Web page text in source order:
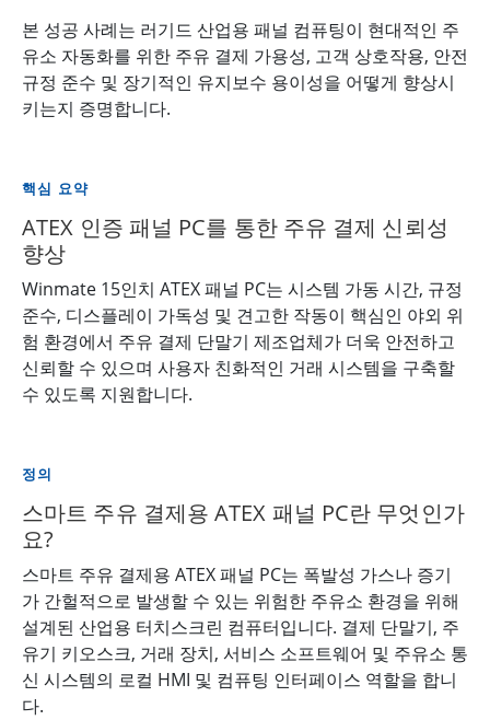
본 성공 사례는 러기드 산업용 패널 컴퓨팅이 현대적인 주
유소 자동화를 위한 주유 결제 가용성, 고객 상호작용, 안전
규정 준수 및 장기적인 유지보수 용이성을 어떻게 향상시
키는지 증명합니다.
핵심 요약
ATEX 인증 패널 PC를 통한 주유 결제 신뢰성
향상
Winmate 15인치 ATEX 패널 PC는 시스템 가동 시간, 규정
준수, 디스플레이 가독성 및 견고한 작동이 핵심인 야외 위
험 환경에서 주유 결제 단말기 제조업체가 더욱 안전하고
신뢰할 수 있으며 사용자 친화적인 거래 시스템을 구축할
수 있도록 지원합니다.
정의
스마트 주유 결제용 ATEX 패널 PC란 무엇인가
요?
스마트 주유 결제용 ATEX 패널 PC는 폭발성 가스나 증기
가 간헐적으로 발생할 수 있는 위험한 주유소 환경을 위해
설계된 산업용 터치스크린 컴퓨터입니다. 결제 단말기, 주
유기 키오스크, 거래 장치, 서비스 소프트웨어 및 주유소 통
신 시스템의 로컬 HMI 및 컴퓨팅 인터페이스 역할을 합니
다.